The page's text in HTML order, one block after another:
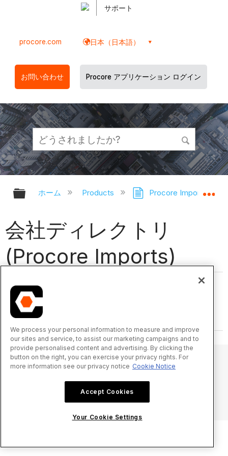
サポート
procore.com 日本（日本語）
お問い合わせ Procore アプリケーション ログイン
グローバル階層を展開/折りたたむ
ホーム Products Procore Imports
会社ディレクトリ
(Procore Imports)
© 2025 Procore Technologies, Inc.
We process your personal information to measure and improve
our sites and service, to assist our marketing campaigns and to
provide personalised content and advertising. By clicking the
button on the right, you can exercise your privacy rights. For
more information see our privacy notice Cookie Notice
Accept Cookies
Your Cookie Settings